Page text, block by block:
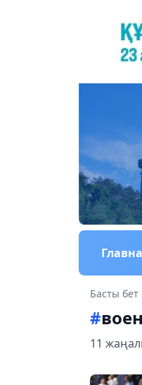
Басты бет
#
11